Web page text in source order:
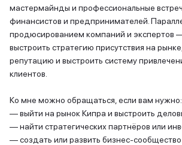
мастермайнды и профессиональные
финансистов и предпринимателей.
продюсированием компаний и экспертов
выстроить стратегию присутствия на
репутацию и выстроить систему
клиентов.
Ко мне можно обращаться, если вам нужно:
— выйти на рынок Кипра и выстроить
— найти стратегических партнёров или
— создать или развить бизнес-сообщество